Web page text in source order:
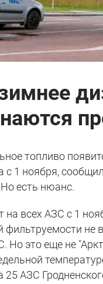
топливо
с 1 ноября,
есть нюанс.
на всех АЗС с 1
фильтруемости не
Но это еще не
25 АЗС